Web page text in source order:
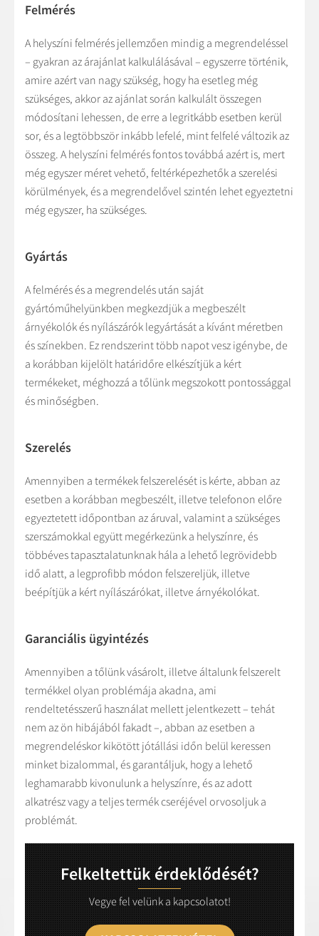
Felmérés
A helyszíni felmérés jellemzően mindig a megrendeléssel
– gyakran az árajánlat kalkulálásával – egyszerre történik,
amire azért van nagy szükség, hogy ha esetleg még
szükséges, akkor az ajánlat során kalkulált összegen
módosítani lehessen, de erre a legritkább esetben kerül
sor, és a legtöbbször inkább lefelé, mint felfelé változik az
összeg. A helyszíni felmérés fontos továbbá azért is, mert
még egyszer méret vehető, feltérképezhetők a szerelési
körülmények, és a megrendelővel szintén lehet egyeztetni
még egyszer, ha szükséges.
Gyártás
A felmérés és a megrendelés után saját
gyártóműhelyünkben megkezdjük a megbeszélt
árnyékolók és nyílászárók legyártását a kívánt méretben
és színekben. Ez rendszerint több napot vesz igénybe, de
a korábban kijelölt határidőre elkészítjük a kért
termékeket, méghozzá a tőlünk megszokott pontossággal
és minőségben.
Szerelés
Amennyiben a termékek felszerelését is kérte, abban az
esetben a korábban megbeszélt, illetve telefonon előre
egyeztetett időpontban az áruval, valamint a szükséges
szerszámokkal együtt megérkezünk a helyszínre, és
többéves tapasztalatunknak hála a lehető legrövidebb
idő alatt, a legprofibb módon felszereljük, illetve
beépítjük a kért nyílászárókat, illetve árnyékolókat.
Garanciális ügyintézés
Amennyiben a tőlünk vásárolt, illetve általunk felszerelt
termékkel olyan problémája akadna, ami
rendeltetésszerű használat mellett jelentkezett – tehát
nem az ön hibájából fakadt –, abban az esetben a
megrendeléskor kikötött jótállási időn belül keressen
minket bizalommal, és garantáljuk, hogy a lehető
leghamarabb kivonulunk a helyszínre, és az adott
alkatrész vagy a teljes termék cseréjével orvosoljuk a
problémát.
Felkeltettük érdeklődését?
Vegye fel velünk a kapcsolatot!